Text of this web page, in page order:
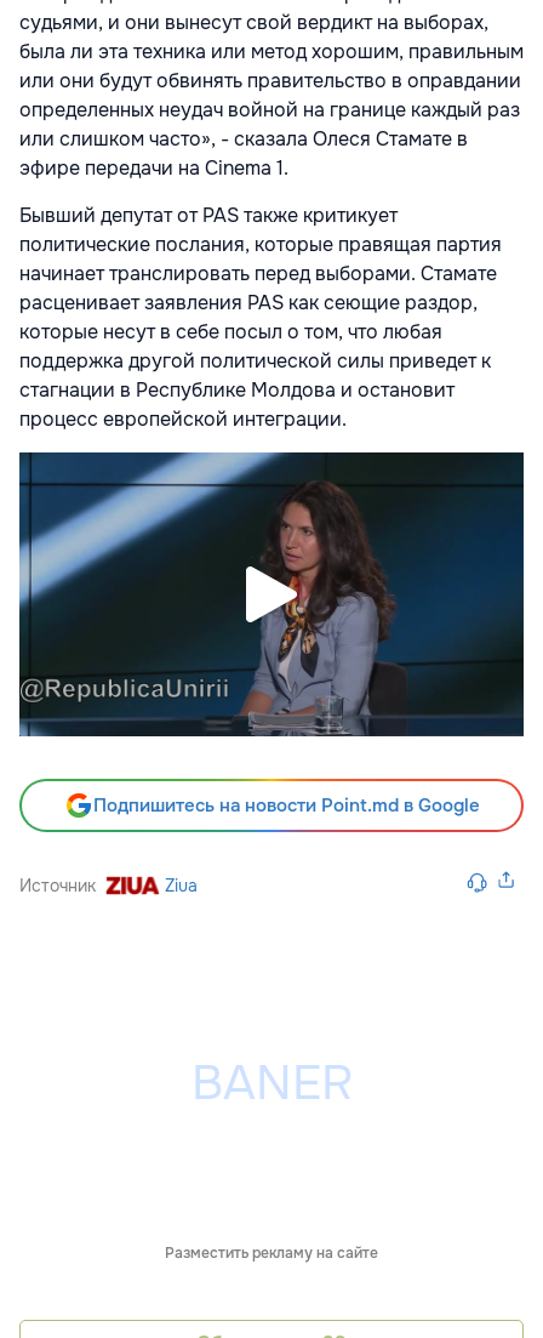
судьями, и они вынесут свой вердикт на выборах,
была ли эта техника или метод хорошим, правильным
или они будут обвинять правительство в оправдании
определенных неудач войной на границе каждый раз
или слишком часто», - сказала Олеся Стамате в
эфире передачи на Cinema 1.
Бывший депутат от PAS также критикует
политические послания, которые правящая партия
начинает транслировать перед выборами. Стамате
расценивает заявления PAS как сеющие раздор,
которые несут в себе посыл о том, что любая
поддержка другой политической силы приведет к
стагнации в Республике Молдова и остановит
процесс европейской интеграции.
Подпишитесь на новости Point.md в Google
Источник Ziua
Разместить рекламу на сайте